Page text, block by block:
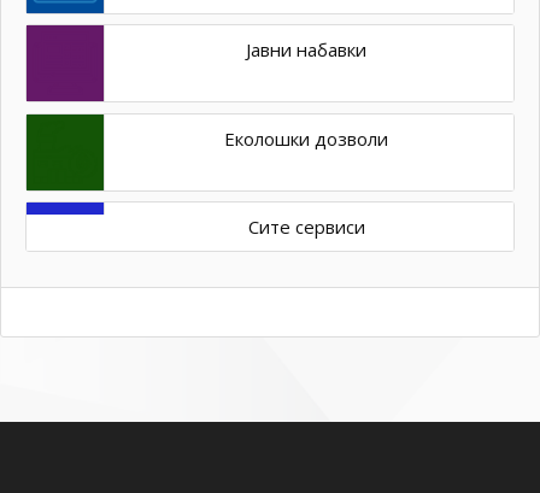
Јавни набавки
Еколошки дозволи
Сите сервиси